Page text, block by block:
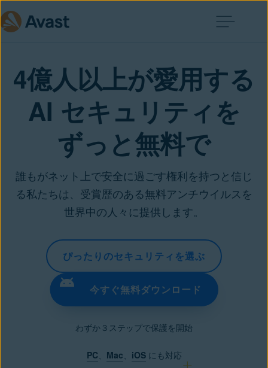
4億人以上が愛用する
AI セキュリティを
ずっと無料で
誰もがネット上で安全に過ごす権利を持つと信じ
る私たちは、受賞歴のある無料アンチウイルスを
世界中の人々に提供します。
ぴったりのセキュリティを選ぶ
今すぐ無料ダウンロード
わずか３ステップで保護を開始
PC、 Mac、 iOSにも対応